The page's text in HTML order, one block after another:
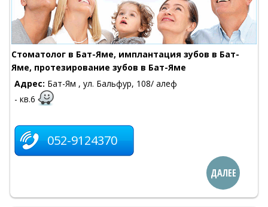
Cтоматолог в Бат-Яме, имплантация зубов в Бат-
Яме, протезирование зубов в Бат-Яме
Адрес: Бат-Ям , ул. Бальфур, 108/ алеф
- кв.6
052-9124370
ДАЛЕЕ